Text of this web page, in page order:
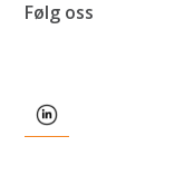
Følg oss